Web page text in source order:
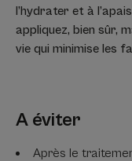
l’hydrater et à
appliquez, bien sûr,
vie qui minimise les
A éviter
Après le